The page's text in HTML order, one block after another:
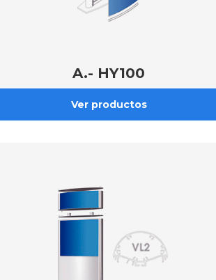
A.- HY100